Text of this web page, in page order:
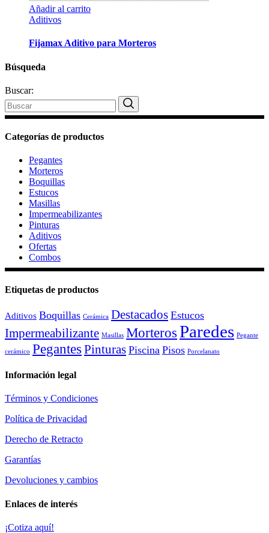
Añadir al carrito
Aditivos
Fijamax Aditivo para Morteros
Búsqueda
Buscar:
Categorías de productos
Pegantes
Morteros
Boquillas
Estucos
Masillas
Impermeabilizantes
Pinturas
Aditivos
Ofertas
Combos
Etiquetas de productos
Aditivos Boquillas Cerámica Destacados Estucos
Impermeabilizante Masillas Morteros Paredes Pegante
cerámico Pegantes Pinturas Piscina Pisos Porcelanato
Información legal
Términos y Condiciones
Política de Privacidad
Derecho de Retracto
Garantías
Devoluciones y cambios
Enlaces de interés
¡Cotiza aquí!